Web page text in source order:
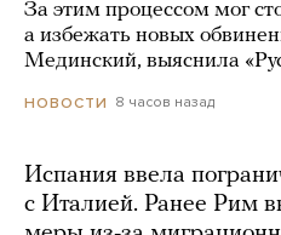
За этим процессом мог
а избежать новых
Мединский, выяснила
НОВОСТИ 8 часов назад
Испания ввела
с Италией. Ранее Рим